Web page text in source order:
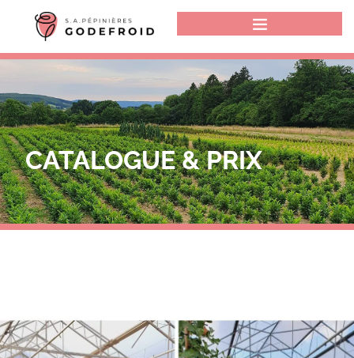
CATALOGUE & PRIX